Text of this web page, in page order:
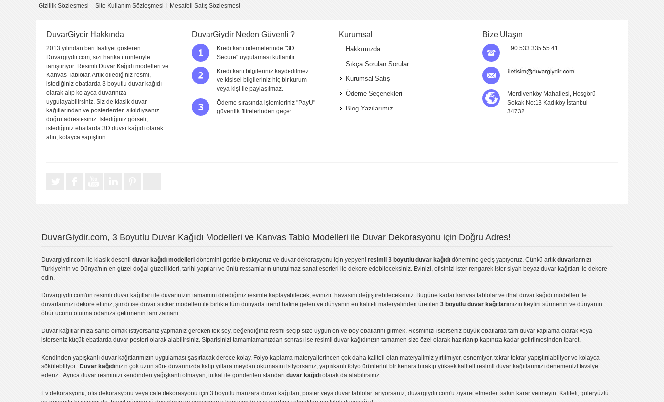
Gizlilik Sözleşmesi Site Kullanım Sözleşmesi Mesafeli Satış Sözleşmesi
DuvarGiydir Hakkında
2013 yılından beri faaliyet gösteren
Duvargiydir.com, sizi harika ürünleriyle
tanıştırıyor: Resimli Duvar Kağıdı modelleri ve
Kanvas Tablolar. Artık dilediğiniz resmi,
istediğiniz ebatlarda 3 boyutlu duvar kağıdı
olarak alıp kolayca duvarınıza
uygulayabilirsiniz. Siz de klasik duvar
kağıtlarından ve posterlerden sıkıldıysanız
doğru adrestesiniz. İstediğiniz görseli,
istediğiniz ebatlarda 3D duvar kağıdı olarak
alın, kolayca yapıştırın.
DuvarGiydir Neden Güvenli ?
Kredi kartı ödemelerinde "3D
Secure" uygulaması kullanılır.
Kredi kartı bilgileriniz kaydedilmez
ve kişisel bilgileriniz hiç bir kurum
veya kişi ile paylaşılmaz.
Ödeme sırasında işlemleriniz "PayU"
güvenlik filtrelerinden geçer.
Kurumsal
Hakkımızda
Sıkça Sorulan Sorular
Kurumsal Satış
Ödeme Seçenekleri
Blog Yazılarımız
Bize Ulaşın
+90 533 335 55 41
Merdivenköy Mahallesi, Hoşgörü
Sokak No:13 Kadıköy İstanbul
34732
DuvarGiydir.com, 3 Boyutlu Duvar Kağıdı Modelleri ve Kanvas Tablo Modelleri ile Duvar Dekorasyonu için Doğru Adres!
Duvargiydir.com ile klasik desenli duvar kağıdı modelleri dönemini geride bırakıyoruz ve duvar dekorasyonu için yepyeni resimli 3 boyutlu duvar kağıdı dönemine geçiş yapıyoruz. Çünkü artık duvar larınızı
Türkiye'nin ve Dünya'nın en güzel doğal güzellikleri, tarihi yapıları ve ünlü ressamların unutulmaz sanat eserleri ile dekore edebileceksiniz. Evinizi, ofisinizi ister rengarek ister siyah beyaz duvar kağıtları ile dekore
edin.
Duvargiydir.com'un resimli duvar kağıtları ile duvarınızın tamamını dilediğiniz resimle kaplayabilecek, evinizin havasını değiştirebileceksiniz. Bugüne kadar kanvas tablo lar ve ithal duvar kağıdı modelleri ile
duvarlarınızı dekore ettiniz, şimdi ise duvar sticker modelleri ile birlikte tüm dünyada trend haline gelen ve dünyanın en kaliteli materyalinden üretilen 3 boyutlu duvar kağıtlarımızın keyfini sürmenin ve dünyanın
öbür ucunu oturma odanıza getirmenin tam zamanı.
Duvar kağıtlarımıza sahip olmak istiyorsanız yapmanız gereken tek şey, beğendiğiniz resmi seçip size uygun en ve boy ebatlarını girmek. Resminizi isterseniz büyük ebatlarda tam duvar kaplama olarak veya
isterseniz küçük ebatlarda duvar posteri olarak alabilirsiniz. Siparişinizi tamamlamanızdan sonrası ise resimli duvar kağıdınızın tamamen size özel olarak hazırlanıp kapınıza kadar getirilmesinden ibaret.
Kendinden yapışkanlı duvar kağıtlarımızın uygulaması şaşırtacak derece kolay. Folyo kaplama materyallerinden çok daha kaliteli olan materyalimiz yırtılmıyor, esnemiyor, tekrar tekrar yapıştırılabiliyor ve kolayca
sökülebiliyor. Duvar kağıdınızın çok uzun süre duvarınızda kalıp yıllara meydan okumasını istiyorsanız, yapışkanlı folyo ürünlerini bir kenara bırakıp yüksek kaliteli resimli duvar kağıtlarımızı denemenizi tavsiye
ederiz. Ayrıca duvar resminizi kendinden yağışkanlı olmayan, tutkal ile gönderilen standartduvar kağıdı olarak da alabilirsiniz.
Ev dekorasyonu, ofis dekorasyonu veya cafe dekorasyonu için 3 boyutlu manzara duvar kağıtları, poster veya duvar tabloları arıyorsanız, duvargiydir.com'u ziyaret etmeden sakın karar vermeyin. Kaliteli, güleryüzlü